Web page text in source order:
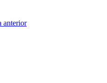
anterior